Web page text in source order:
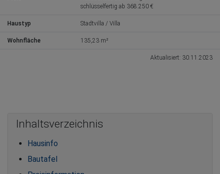
schlüsselfertig ab 368.250 €
Haustyp Stadtvilla / Villa
Wohnfläche 135,23 m²
Aktualisiert: 30.11.2023
Inhaltsverzeichnis
Hausinfo
Bautafel